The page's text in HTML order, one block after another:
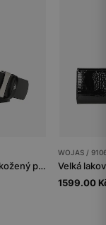
Černý dámský kožený pásek s velkou stříbrnou sponou
WOJAS /
1599.00